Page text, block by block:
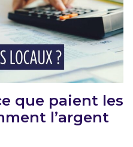
que paient les
l’argent